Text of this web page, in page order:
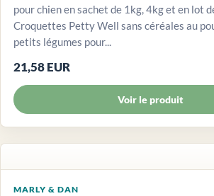
pour chien en sachet de 1kg, 4kg et en lot
Croquettes Petty Well sans céréales au
petits légumes pour...
21,58 EUR
Voir le produit
MARLY & DAN